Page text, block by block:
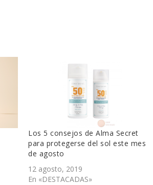
Los 5 consejos de Alma Secret
para protegerse del sol este mes
de agosto
12 agosto, 2019
En «DESTACADAS»